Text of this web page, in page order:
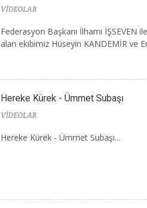
VİDEOLAR
Federasyon Başkanı İlhami İŞSEVEN
alan ekibimiz Hüseyin KANDEMİR ve
Hereke Kürek - Ümmet Subaşı
VİDEOLAR
Hereke Kürek - Ümmet Subaşı...